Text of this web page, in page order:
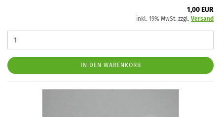
1,00 EUR
inkl. 19% MwSt. zzgl. Versand
IN DEN WARENKORB